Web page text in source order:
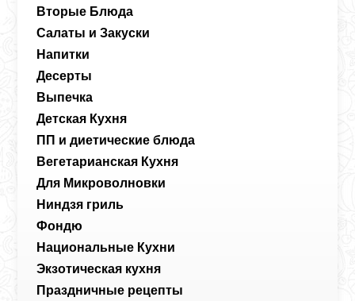
Вторые Блюда
Салаты и Закуски
Напитки
Десерты
Выпечка
Детская Кухня
ПП и диетические блюда
Вегетарианская Кухня
Для Микроволновки
Ниндзя гриль
Фондю
Национальные Кухни
Экзотическая кухня
Праздничные рецепты